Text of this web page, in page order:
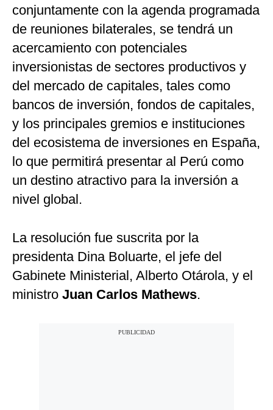
conjuntamente con la agenda programada
de reuniones bilaterales, se tendrá un
acercamiento con potenciales
inversionistas de sectores productivos y
del mercado de capitales, tales como
bancos de inversión, fondos de capitales,
y los principales gremios e instituciones
del ecosistema de inversiones en España,
lo que permitirá presentar al Perú como
un destino atractivo para la inversión a
nivel global.
La resolución fue suscrita por la
presidenta Dina Boluarte, el jefe del
Gabinete Ministerial, Alberto Otárola, y el
ministro Juan Carlos Mathews.